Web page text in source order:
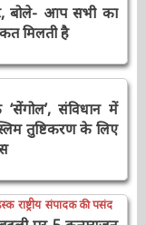
बोले- आप सभी
मिलती है
संविधान में
तुष्टिकरण के
राष्ट्रीय